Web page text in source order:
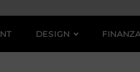
DESIGN FINANZA